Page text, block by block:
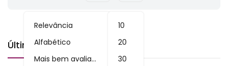
Últimos Produtos
Relevância
Alfabético
Mais bem avaliado
10
20
30